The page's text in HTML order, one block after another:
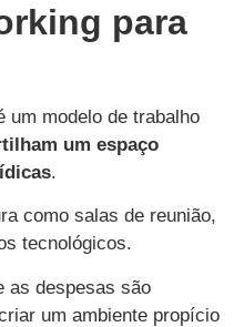
para
um modelo de trabalho
um espaço
.
como salas de reunião,
tecnológicos.
as despesas são
um ambiente propício